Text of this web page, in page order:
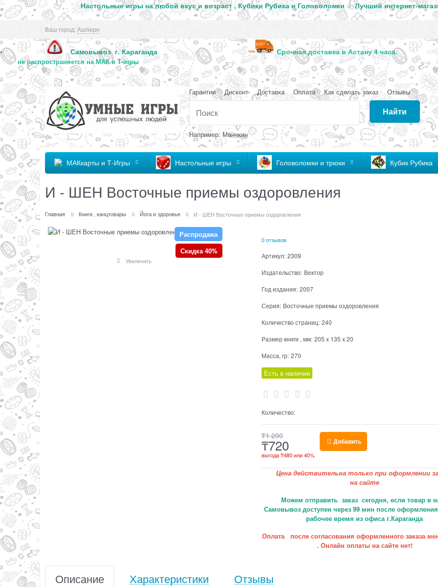
Настольные игры на любой вкус и возраст , Кубики Рубика и Головоломки - Лучший интернет-
Ваш город:Ашберн
- Самовывоз г. Караганда Срочная доставка в Астану 4
не распространяется на МАК и Т-игры
Гарантии Дисконт Доставка Оплата Как сделать заказ Отзывы
Найти
Например: Манчкин
МАКкарты и Т-Игры Настольные игры Головоломки и трюки Кубик Рубика
И - ШЕН Восточные приемы оздоровления
Главная Книги , канцтовары Йога и здоровье И - ШЕН Восточные приемы оздоровления
Распродажа
Скидка 40%
Увеличить
0 отзывов
Артикул: 2309
Издательство: Вектор
Год издания: 2007
Серия: Восточные приемы оздоровления
Количество страниц: 240
Размер книги , мм: 205 x 135 x 20
Масса, гр: 270
Есть в наличии
Количество:
₸1 200
₸720
выгода₸480или40%
Добавить
Цена действительна только при оформлении
на сайте
Можем отправить заказ сегодня, если товар в
Самовывоз доступен через 99 мин после оформления
рабочее время из офиса г.Караганда
Оплата после согласования оформленного заказа
. Онлайн оплаты на сайте нет!
Описание Характеристики Отзывы